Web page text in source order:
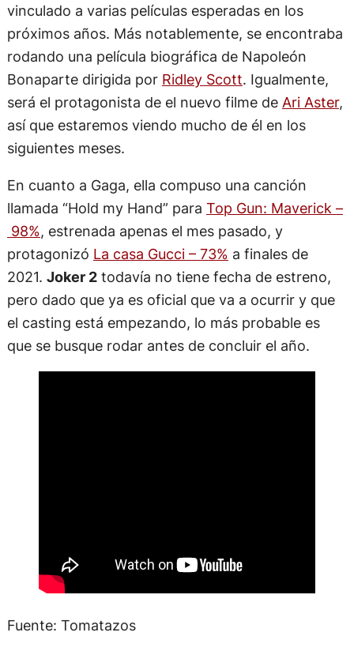
vinculado a varias películas esperadas en los
próximos años. Más notablemente, se encontraba
rodando una película biográfica de Napoleón
Bonaparte dirigida por Ridley Scott. Igualmente,
será el protagonista de el nuevo filme de Ari Aster,
así que estaremos viendo mucho de él en los
siguientes meses.
En cuanto a Gaga, ella compuso una canción
llamada “Hold my Hand” para Top Gun: Maverick –
98%, estrenada apenas el mes pasado, y
protagonizó La casa Gucci – 73% a finales de
2021. Joker 2todavía no tiene fecha de estreno,
pero dado que ya es oficial que va a ocurrir y que
el casting está empezando, lo más probable es
que se busque rodar antes de concluir el año.
Fuente: Tomatazos